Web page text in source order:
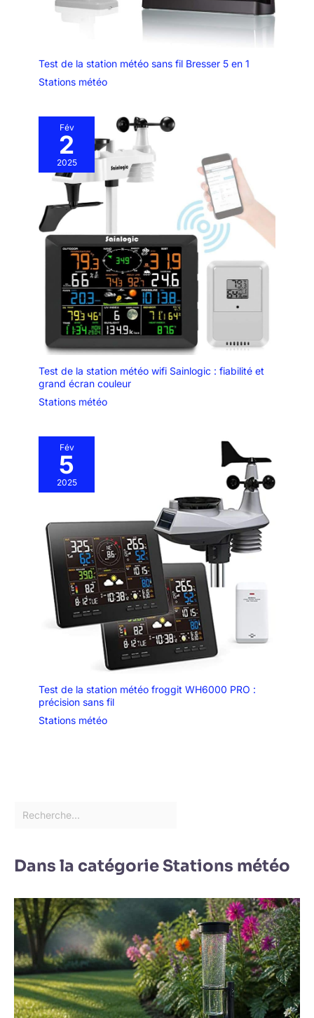
Test de la station météo sans fil Bresser 5 en 1
Stations météo
Fév
2
2025
Test de la station météo wifi Sainlogic : fiabilité et
grand écran couleur
Stations météo
Fév
5
2025
Test de la station météo froggit WH6000 PRO :
précision sans fil
Stations météo
Dans la catégorie Stations météo